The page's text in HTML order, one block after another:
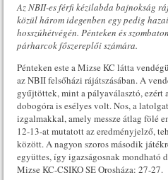
Az NBII-es férfi kézilabda bajnokság
közül három idegenben egy pedig
hosszúhétvégén. Pénteken és
párharcok főszereplői számára.
Pénteken este a Mizse KC látta
az NBII felsőházi rájátszásában. A
gyűjtöttek, mint a pályaválasztó, ezért
dobogóra is esélyes volt. Nos, a
izgalmakkal, amely messze átlag fölé
12-13-at mutatott az eredményjelző,
között. A nagyon szoros második
együttes, így igazságosnak mondható
Mizse KC-CSIKO SE Orosháza: 27-27.